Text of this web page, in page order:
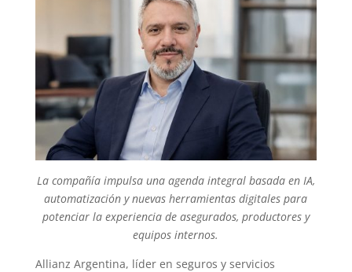
La compañía impulsa una agenda integral basada en IA,
automatización y nuevas herramientas digitales para
potenciar la experiencia de asegurados, productores y
equipos internos.
Allianz Argentina, líder en seguros y servicios